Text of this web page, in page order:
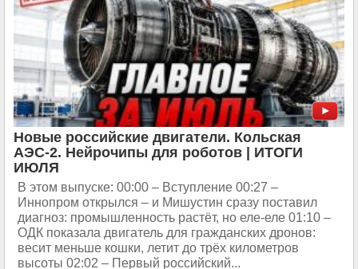
Новые российские двигатели. Кольская
АЭС-2. Нейрочипы для роботов | ИТОГИ
ИЮЛЯ
В этом выпуске: 00:00 – Вступление 00:27 –
Иннопром открылся – и Мишустин сразу поставил
диагноз: промышленность растёт, но еле-еле 01:10 –
ОДК показала двигатель для гражданских дронов:
весит меньше кошки, летит до трёх километров
высоты 02:02 – Первый российский...